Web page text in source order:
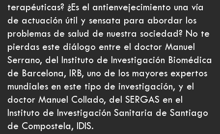
terapéuticas? ¿Es el antienvejecimiento una vía
de actuación útil y sensata para abordar los
problemas de salud de nuestra sociedad? No te
pierdas este diálogo entre el doctor Manuel
Serrano, del Instituto de Investigación Biomédica
de Barcelona, IRB, uno de los mayores expertos
mundiales en este tipo de investigación, y el
doctor Manuel Collado, del SERGAS en el
Instituto de Investigación Sanitaria de Santiago
de Compostela, IDIS.